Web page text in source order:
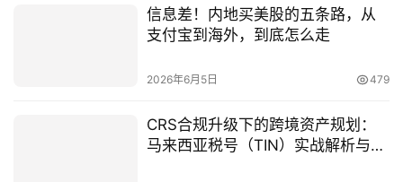
信息差！内地买美股的五条路，从
支付宝到海外，到底怎么走
2026年6月5日 479
CRS合规升级下的跨境资产规划：
马来西亚税号（TIN）实战解析与信